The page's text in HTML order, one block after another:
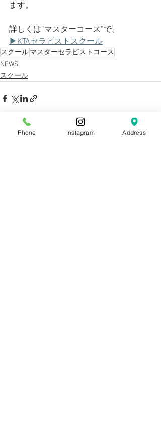
ます。
詳しくは”マスターコース”で。
▶KTAセラピストスクール
スクールマスターセラピストコース
NEWS
スクール
最新記事 すべて表示
Phone Instagram Address